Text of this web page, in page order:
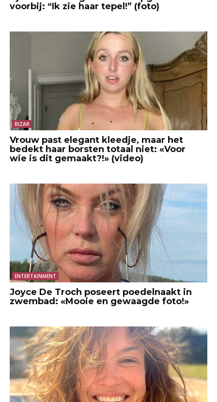
voorbij: “Ik zie haar tepel!” (foto)
BIZAR
Vrouw past elegant kleedje, maar het
bedekt haar borsten totaal niet: «Voor
wie is dit gemaakt?!» (video)
ENTERTAINMENT
Joyce De Troch poseert poedelnaakt in
zwembad: «Mooie en gewaagde foto!»